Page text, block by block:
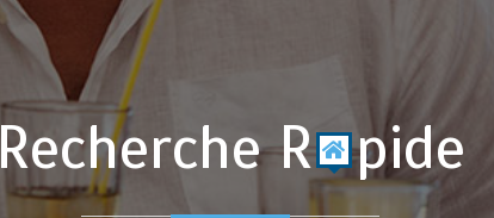
Recherche R pide